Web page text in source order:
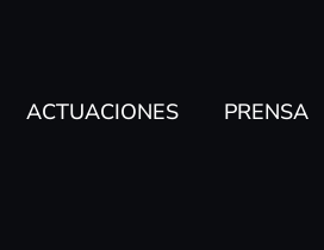
ACTUACIONES PRENSA